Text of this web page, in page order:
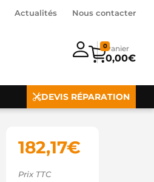
Actualités Nous contacter
0,00€
0
DEVIS RÉPARATION
182,17€
Prix TTC